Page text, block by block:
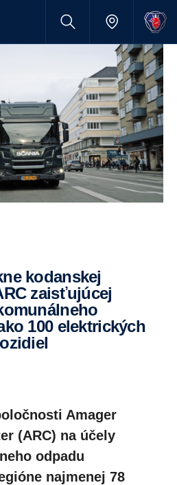
zaisťujúcej
100 elektrických
Amager
(ARC) na účely
odpadu
najmenej 78